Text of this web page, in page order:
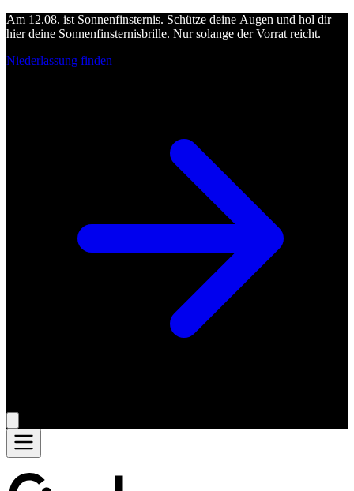
Am 12.08. ist Sonnenfinsternis. Schütze deine Augen und hol dir
hier deine Sonnenfinsternisbrille. Nur solange der Vorrat reicht.
Niederlassung finden